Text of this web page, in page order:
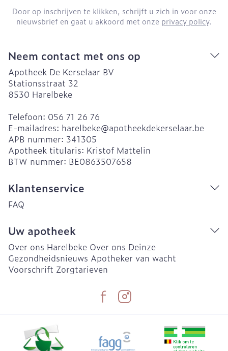
Door op inschrijven te klikken, schrijft u zich in voor onze
nieuwsbrief en gaat u akkoord met onze privacy policy.
Neem contact met ons op
Apotheek De Kerselaar BV
Stationsstraat 32
8530 Harelbeke
Telefoon: 056 71 26 76
E-mailadres: harelbeke@apotheekdekerselaar.be
APB nummer: 341305
Apotheek titularis: Kristof Mattelin
BTW nummer: BE0863507658
Klantenservice
FAQ
Uw apotheek
Over ons Harelbeke Over ons Deinze
Gezondheidsnieuws Apotheker van wacht
Voorschrift Zorgtarieven